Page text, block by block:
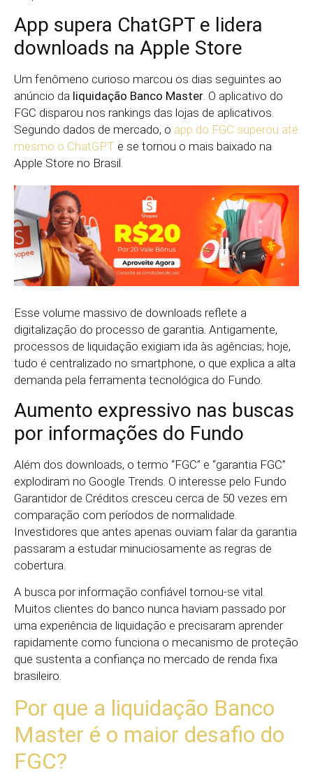
App supera ChatGPT e lidera
downloads na Apple Store
Um fenômeno curioso marcou os dias seguintes ao
anúncio da liquidação Banco Master . O aplicativo do
FGC disparou nos rankings das lojas de aplicativos.
Segundo dados de mercado, o app do FGC superou até
mesmo o ChatGPT e se tornou o mais baixado na
Apple Store no Brasil.
Esse volume massivo de downloads reflete a
digitalização do processo de garantia. Antigamente,
processos de liquidação exigiam ida às agências; hoje,
tudo é centralizado no smartphone, o que explica a alta
demanda pela ferramenta tecnológica do Fundo.
Aumento expressivo nas buscas
por informações do Fundo
Além dos downloads, o termo “FGC” e “garantia FGC”
explodiram no Google Trends. O interesse pelo Fundo
Garantidor de Créditos cresceu cerca de 50 vezes em
comparação com períodos de normalidade.
Investidores que antes apenas ouviam falar da garantia
passaram a estudar minuciosamente as regras de
cobertura.
A busca por informação confiável tornou-se vital.
Muitos clientes do banco nunca haviam passado por
uma experiência de liquidação e precisaram aprender
rapidamente como funciona o mecanismo de proteção
que sustenta a confiança no mercado de renda fixa
brasileiro.
Por que a liquidação Banco
Master é o maior desafio do
FGC?